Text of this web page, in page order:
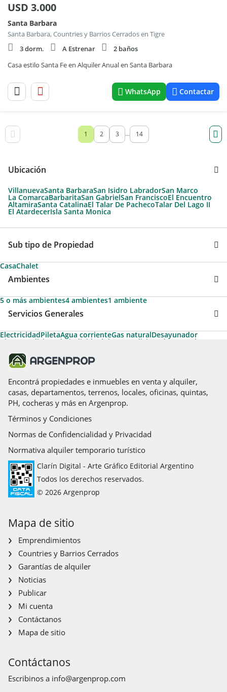
USD 3.000
Santa Barbara
Santa Barbara, Countries y Barrios Cerrados en Tigre
3 dorm.
A Estrenar
2 baños
Casa estilo Santa Fe en Alquiler Anual en Santa Barbara
WhatsApp Contactar
1 2 3 ... 14
Ubicación
VillanuevaSanta BarbaraSan Isidro LabradorSan Marco
La ComarcaBarbaritaSan GabrielSan FranciscoEl Encuentro
AltamiraSanta CatalinaEl Talar De PachecoTalar Del Lago II
El AtardecerIsla Santa Monica
Sub tipo de Propiedad
CasaChalet
Ambientes
5 o más ambientes4 ambientes1 ambiente
Servicios Generales
ElectricidadPiletaAgua corrienteGas naturalDesayunador
Aire acondicionado individual Aire acondicionado central
Calefacción tiro balanceado
Acepta Garantías de Alquiler de Argenprop
Acceso para personas con movilidad reducida
Gas envasado Losa radiante
Encontrá propiedades e inmuebles en venta y alquiler,
casas, departamentos, terrenos, locales, oficinas, quintas,
PH, cocheras y más en Argenprop.
Términos y Condiciones
Normas de Confidencialidad y Privacidad
Normativa alquiler temporario turístico
Clarín Digital - Arte Gráfico Editorial Argentino
Todos los derechos reservados.
© 2026 Argenprop
Mapa de sitio
Emprendimientos
Countries y Barrios Cerrados
Garantías de alquiler
Noticias
Publicar
Mi cuenta
Contáctanos
Mapa de sitio
Contáctanos
Escribinos a info@argenprop.com